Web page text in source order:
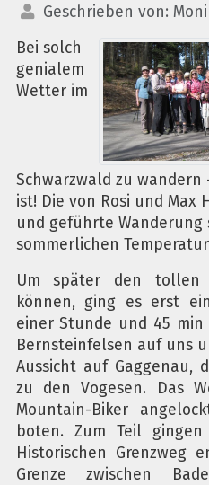
Geschrieben von:
Bei solch
genialem
Wetter im
Schwarzwald zu wandern
ist! Die von Rosi und Max
und geführte
sommerlichen
Um später den tollen
können, ging es erst
einer Stunde und 45
Bernsteinfelsen auf uns
Aussicht auf Gaggenau,
zu den Vogesen. Das
Mountain-Biker
boten. Zum Teil
Historischen Grenzweg
Grenze zwischen